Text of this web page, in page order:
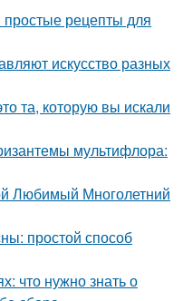
рецепты для
искусство разных
та, которую вы искали
мультифлора:
Любимый Многолетний
простой способ
что нужно знать о